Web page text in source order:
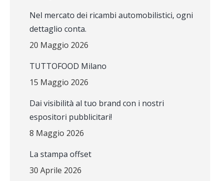
Nel mercato dei ricambi automobilistici, ogni
dettaglio conta.
20 Maggio 2026
TUTTOFOOD Milano
15 Maggio 2026
Dai visibilità al tuo brand con i nostri
espositori pubblicitari!
8 Maggio 2026
La stampa offset
30 Aprile 2026